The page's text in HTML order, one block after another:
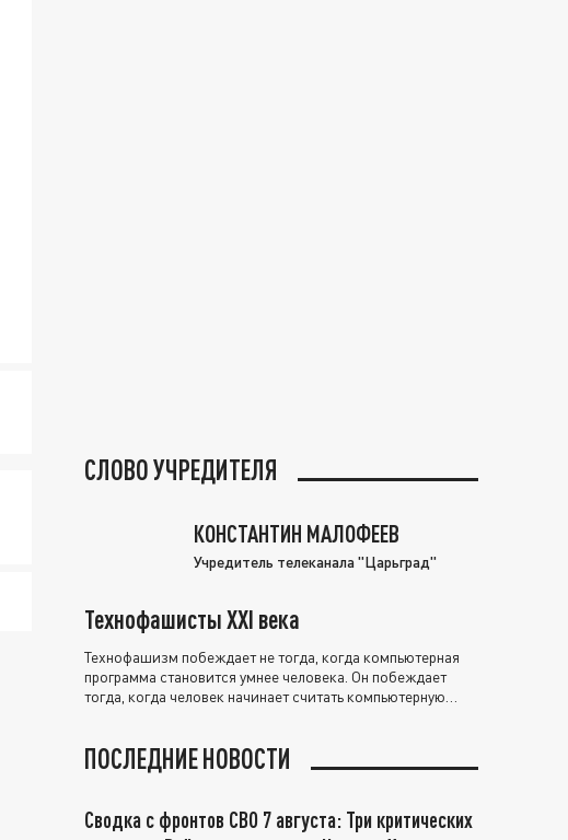
СЛОВО УЧРЕДИТЕЛЯ
КОНСТАНТИН МАЛОФЕЕВ
Учредитель телеканала "Царьград"
Технофашисты XXI века
Технофашизм побеждает не тогда, когда компьютерная
программа становится умнее человека. Он побеждает
тогда, когда человек начинает считать компьютерную
ПОСЛЕДНИЕ НОВОСТИ
Сводка с фронтов СВО 7 августа: Три критических